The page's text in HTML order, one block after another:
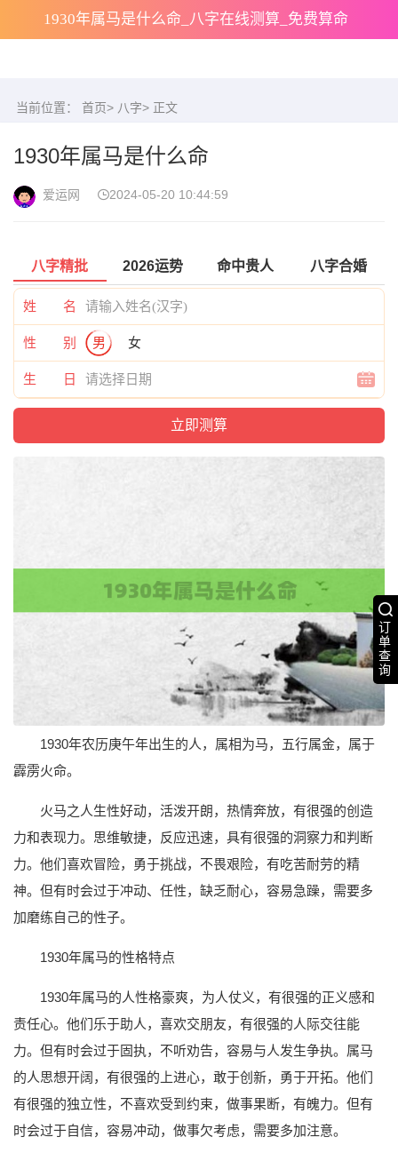
1930年属马是什么命_八字在线测算_免费算命
订
单
查
询
当前位置： 首页> 八字> 正文
1930年属马是什么命
爱运网 2024-05-20 10:44:59
八字精批 2026运势 命中贵人 八字合婚
姓 名
性 别 男 女
生 日
1930年农历庚午年出生的人，属相为马，五行属金，属于
霹雳火命。
火马之人生性好动，活泼开朗，热情奔放，有很强的创造
力和表现力。思维敏捷，反应迅速，具有很强的洞察力和判断
力。他们喜欢冒险，勇于挑战，不畏艰险，有吃苦耐劳的精
神。但有时会过于冲动、任性，缺乏耐心，容易急躁，需要多
加磨练自己的性子。
1930年属马的性格特点
1930年属马的人性格豪爽，为人仗义，有很强的正义感和
责任心。他们乐于助人，喜欢交朋友，有很强的人际交往能
力。但有时会过于固执，不听劝告，容易与人发生争执。属马
的人思想开阔，有很强的上进心，敢于创新，勇于开拓。他们
有很强的独立性，不喜欢受到约束，做事果断，有魄力。但有
时会过于自信，容易冲动，做事欠考虑，需要多加注意。